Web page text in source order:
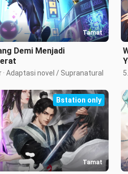
Tamat
Demi Menjadi
· Adaptasi novel / Supranatural
Tamat
Bstation only